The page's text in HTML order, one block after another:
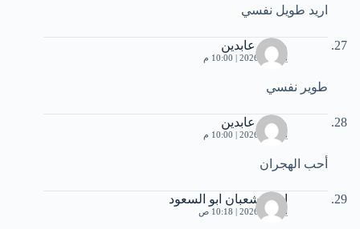
اريد طويل نفسي
محمد عابدين
يوليو 2, 2026 | 10:00 م
طوير نفسي
محمد عابدين
يوليو 2, 2026 | 10:00 م
أحب الهجران
احمد شعبان ابو السعود
يوليو 3, 2026 | 10:18 ص